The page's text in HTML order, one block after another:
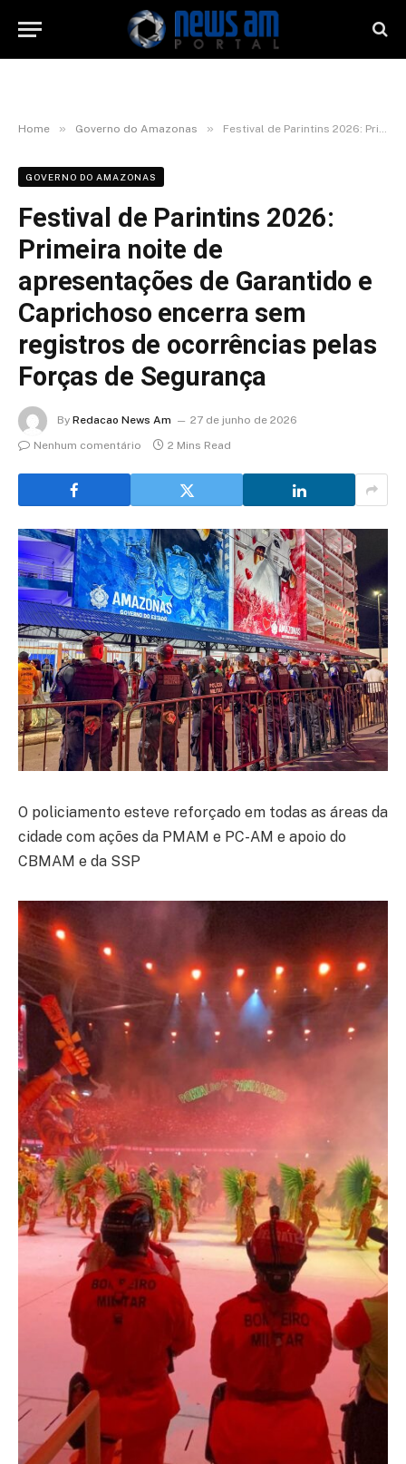
Home » Governo do Amazonas » Festival de Parintins 2026: Primeira noite de apresentações de Garantido e Caprichoso encerra sem registros de ocorrências pelas Forças de Segurança
GOVERNO DO AMAZONAS
Festival de Parintins 2026:
Primeira noite de
apresentações de Garantido e
Caprichoso encerra sem
registros de ocorrências pelas
Forças de Segurança
By Redacao News Am
27 de junho de 2026
Nenhum comentário
2 Mins Read
O policiamento esteve reforçado em todas as áreas da
cidade com ações da PMAM e PC-AM e apoio do
CBMAM e da SSP